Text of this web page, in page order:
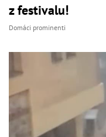
z festivalu!
Domáci prominenti